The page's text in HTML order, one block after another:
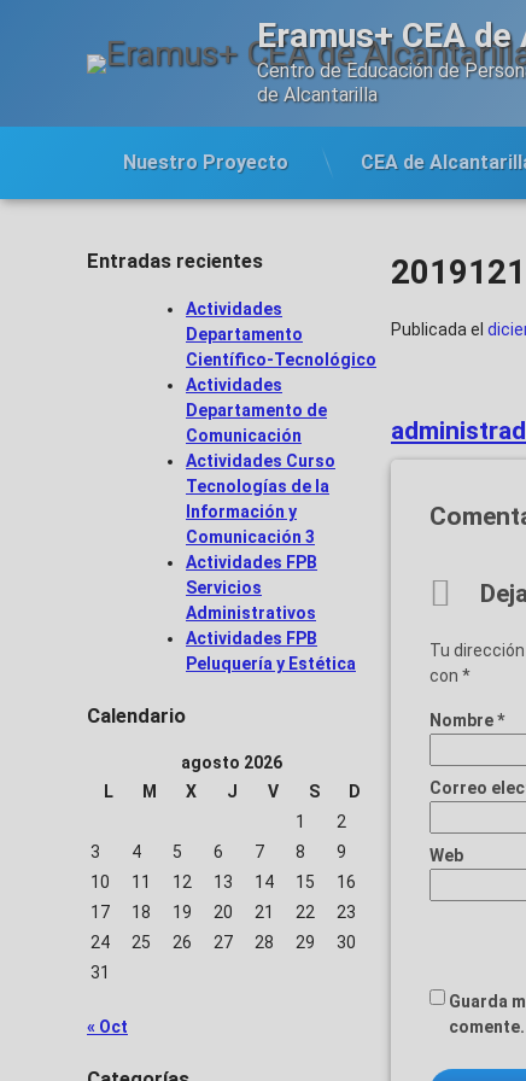
Eramus+ CEA
Centro de Educación de
de Alcantarilla
Nuestro Proyecto CEA de
Publicada el
Tu
con *
Nombre*
Correo
Web
Guarda
comente.
Entradas recientes
Actividades
Departamento
Científico-Tecnológico
Actividades
Departamento de
Comunicación
Actividades Curso
Tecnologías de la
Información y
Comunicación 3
Actividades FPB
Servicios
Administrativos
Actividades FPB
Peluquería y Estética
Calendario
agosto 2026
L
M X J V S
D
1
2
3
4 5 6 7 8
9
10
11 12 13 14 15
16
17
18 19 20 21 22
23
24
25 26 27 28 29
30
31
« Oct